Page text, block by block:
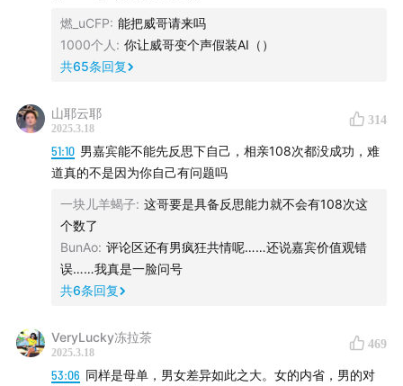
这两年年龄增长，爸妈也退休了，我对自己和家人的身体
健康越来越重视，研究了很营养补剂，发现很多硅谷创业
圈企业家和明星都在吃NMN，今年我也开始给我和家人都
安排上了。小程序里也有用户反馈对睡眠质量、精力有明
显提升。
过了 25 岁、低能量、易疲惫 ——首推稳居营养工厂
「销冠」的
老，充沛精力，对提高睡眠质量、改善发肤甲尤其明显
长期吃外卖、压力大、饮食高油高糖
证、95% 高纯度深海
久坐不动、腹部脂肪堆积、代谢缓慢
——新一代益生菌
AKK 瘦子菌”帮你轻松管理
燃_uCFP: 能把威哥请来吗
1000个人 : 你让威哥变个声假装AI（）
共65条回复
山耶云耶
2025.3.18
314
51:10 男嘉宾能不能先反思下自己，相亲108次都没成功，难
道真的不是因为你自己有问题吗
一块儿羊蝎子: 这哥要是具备反思能力就不会有108次这
个数了
BunAo: 评论区还有男疯狂共情呢……还说嘉宾价值观错
误……我真是一脸问号
共6条回复
VeryLucky冻拉茶
2025.3.18
469
53:06 同样是母单，男女差异如此之大。女的内省，男的对